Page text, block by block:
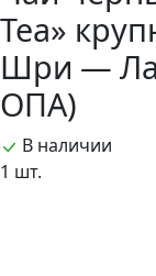
Tea»
Шри —
ОПА)
В наличии
1 шт.